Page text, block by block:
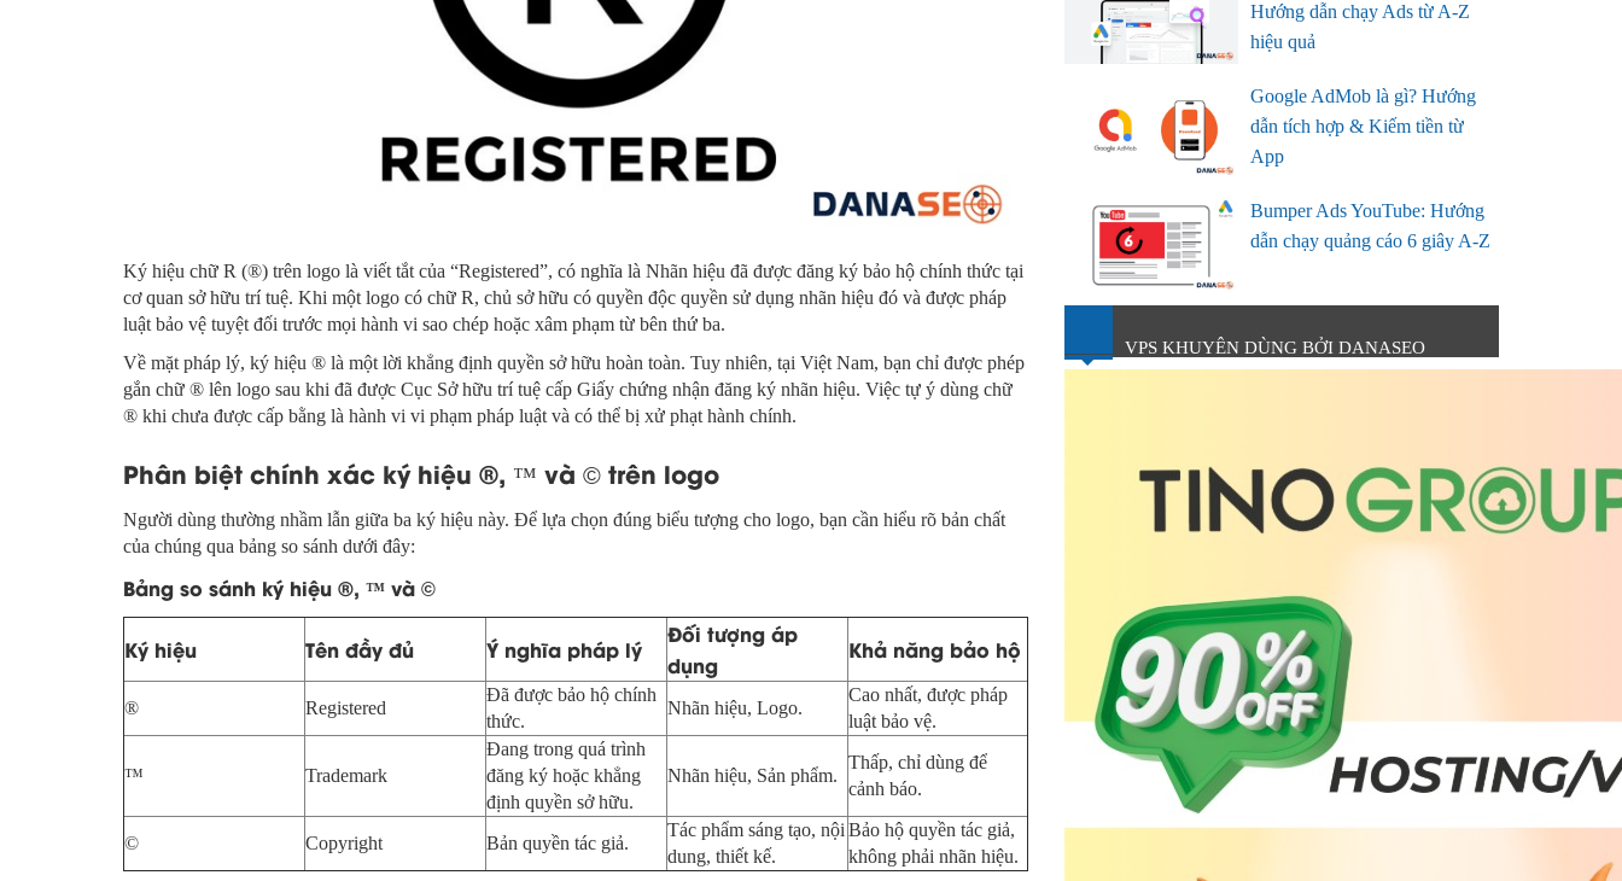
Ký hiệu chữ R (®) trên logo là viết tắt của “Registered”, có nghĩa là Nhãn hiệu đã được đăng ký bảo hộ chính thức tại
cơ quan sở hữu trí tuệ. Khi một logo có chữ R, chủ sở hữu có quyền độc quyền sử dụng nhãn hiệu đó và được pháp
luật bảo vệ tuyệt đối trước mọi hành vi sao chép hoặc xâm phạm từ bên thứ ba.
Về mặt pháp lý, ký hiệu ® là một lời khẳng định quyền sở hữu hoàn toàn. Tuy nhiên, tại Việt Nam, bạn chỉ được phép
gắn chữ ® lên logo sau khi đã được Cục Sở hữu trí tuệ cấp Giấy chứng nhận đăng ký nhãn hiệu. Việc tự ý dùng chữ
® khi chưa được cấp bằng là hành vi vi phạm pháp luật và có thể bị xử phạt hành chính.
Phân biệt chính xác ký hiệu ®, ™ và © trên logo
Người dùng thường nhầm lẫn giữa ba ký hiệu này. Để lựa chọn đúng biểu tượng cho logo, bạn cần hiểu rõ bản chất
của chúng qua bảng so sánh dưới đây:
Bảng so sánh ký hiệu ®, ™ và ©
Ký hiệu Tên đầy đủ Ý nghĩa pháp lý
Đối tượng áp
dụng
Khả năng bảo hộ
® Registered
Đã được bảo hộ chính
thức.
Nhãn hiệu, Logo.
Cao nhất, được pháp
luật bảo vệ.
™ Trademark
Đang trong quá trình
đăng ký hoặc khẳng
định quyền sở hữu.
Nhãn hiệu, Sản phẩm.
Thấp, chỉ dùng để
cảnh báo.
© Copyright Bản quyền tác giả.
Tác phẩm sáng tạo, nội
dung, thiết kế.
Bảo hộ quyền tác giả,
không phải nhãn hiệu.
Hướng dẫn chạy Ads từ A-Z
hiệu quả
Google AdMob là gì? Hướng
dẫn tích hợp & Kiếm tiền từ
App
Bumper Ads YouTube: Hướng
dẫn chạy quảng cáo 6 giây A-Z
VPS KHUYÊN DÙNG BỞI DANASEO